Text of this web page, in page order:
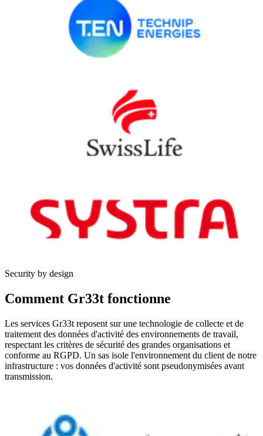
Security by design
Comment Gr33t fonctionne
Les services Gr33t reposent sur une technologie de collecte et de
traitement des données d'activité des environnements de travail,
respectant les critères de sécurité des grandes organisations et
conforme au RGPD. Un sas isole l'environnement du client de notre
infrastructure : vos données d'activité sont pseudonymisées avant
transmission.